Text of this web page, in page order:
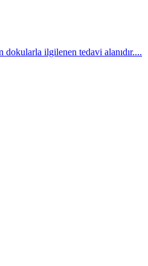
dokularla ilgilenen tedavi alanıdır....